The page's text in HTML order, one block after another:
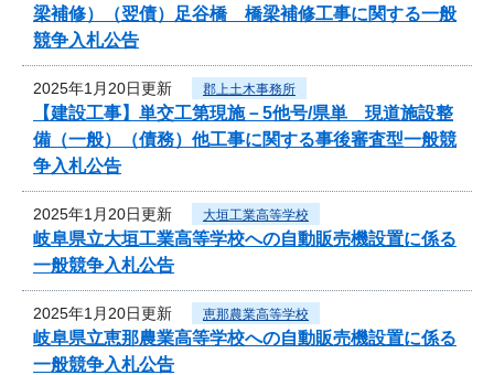
梁補修）（翌債）足谷橋 橋梁補修工事に関する一般
競争入札公告
2025年1月20日更新 郡上土木事務所
【建設工事】単交工第現施－5他号/県単 現道施設整
備（一般）（債務）他工事に関する事後審査型一般競
争入札公告
2025年1月20日更新 大垣工業高等学校
岐阜県立大垣工業高等学校への自動販売機設置に係る
一般競争入札公告
2025年1月20日更新 恵那農業高等学校
岐阜県立恵那農業高等学校への自動販売機設置に係る
一般競争入札公告